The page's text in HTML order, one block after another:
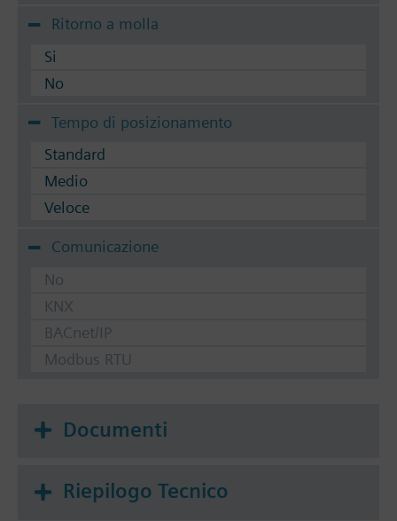
Ritorno a molla
Si
No
Tempo di posizionamento
Standard
Medio
Veloce
Comunicazione
No
KNX
BACnet/IP
Modbus RTU
Documenti
Riepilogo Tecnico